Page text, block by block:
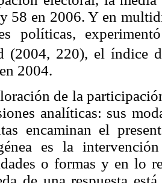
58 en 2006. Y en
políticas,
(2004, 220), el índice
2004.
de la
analíticas: sus
encaminan el
es la
o formas y en lo